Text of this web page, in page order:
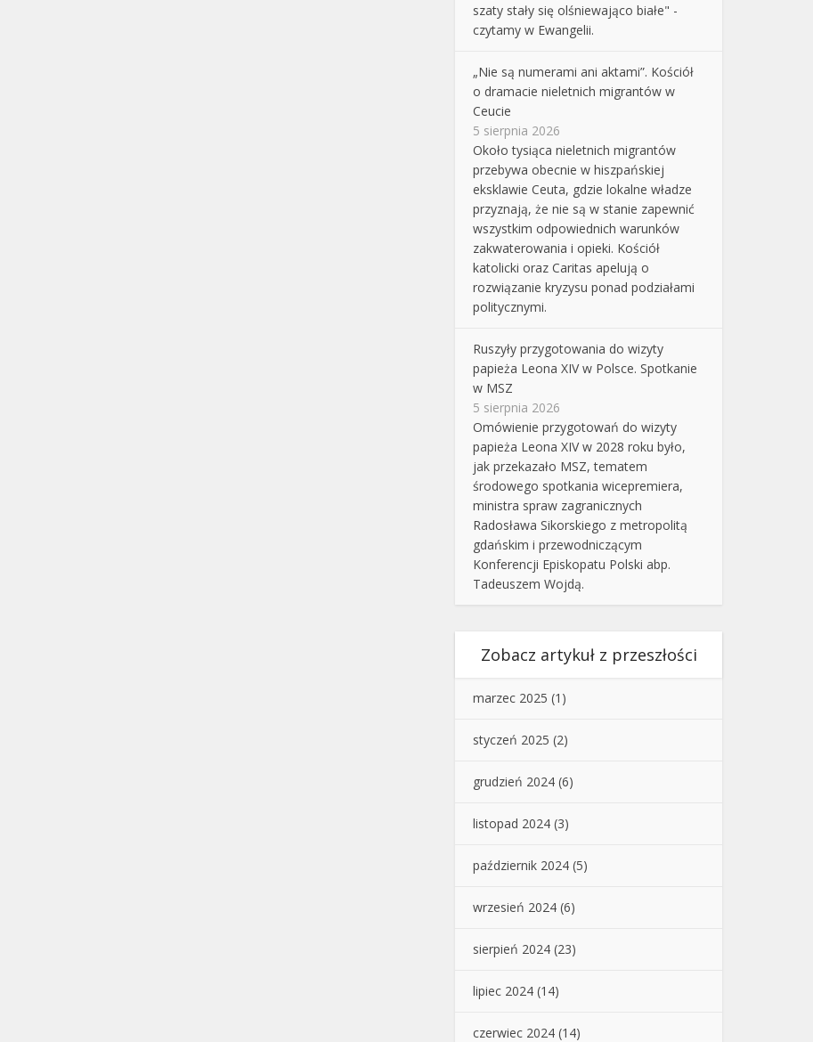
szaty stały się olśniewająco białe" -
czytamy w Ewangelii.
„Nie są numerami ani aktami”. Kościół
o dramacie nieletnich migrantów w
Ceucie
5 sierpnia 2026
Około tysiąca nieletnich migrantów
przebywa obecnie w hiszpańskiej
eksklawie Ceuta, gdzie lokalne władze
przyznają, że nie są w stanie zapewnić
wszystkim odpowiednich warunków
zakwaterowania i opieki. Kościół
katolicki oraz Caritas apelują o
rozwiązanie kryzysu ponad podziałami
politycznymi.
Ruszyły przygotowania do wizyty
papieża Leona XIV w Polsce. Spotkanie
w MSZ
5 sierpnia 2026
Omówienie przygotowań do wizyty
papieża Leona XIV w 2028 roku było,
jak przekazało MSZ, tematem
środowego spotkania wicepremiera,
ministra spraw zagranicznych
Radosława Sikorskiego z metropolitą
gdańskim i przewodniczącym
Konferencji Episkopatu Polski abp.
Tadeuszem Wojdą.
Zobacz artykuł z przeszłości
marzec 2025 (1)
styczeń 2025 (2)
grudzień 2024 (6)
listopad 2024 (3)
październik 2024 (5)
wrzesień 2024 (6)
sierpień 2024 (23)
lipiec 2024 (14)
czerwiec 2024 (14)